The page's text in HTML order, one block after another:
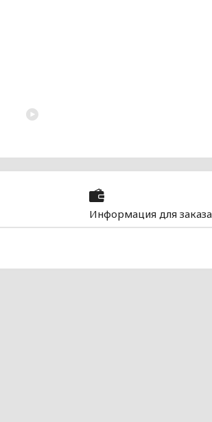
Информация для заказа